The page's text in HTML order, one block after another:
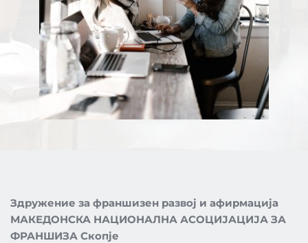
Здружение за франшизен развој и афирмација
МАКЕДОНСКА НАЦИОНАЛНА АСОЦИЈАЦИЈА ЗА
ФРАНШИЗА Скопје